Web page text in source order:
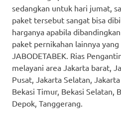
sedangkan untuk hari jumat,
paket tersebut sangat bisa
harganya apabila
paket pernikahan lainnya
JABODETABEK. Rias
melayani area Jakarta barat,
Pusat, Jakarta Selatan,
Bekasi Timur, Bekasi Selatan,
Depok, Tanggerang.